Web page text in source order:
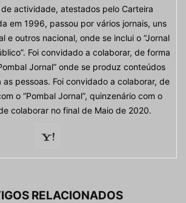
actividade, atestados pelo Carteira
em 1996, passou por vários jornais, uns
e outros nacional, onde se inclui o “Jornal
Foi convidado a colaborar, de forma
Jornal” onde se produz conteúdos
as pessoas. Foi convidado a colaborar, de
o “Pombal Jornal”, quinzenário com o
colaborar no final de Maio de 2020.
RELACIONADOS